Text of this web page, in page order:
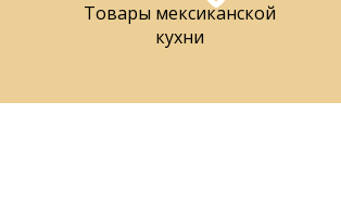
Товары мексиканской
кухни